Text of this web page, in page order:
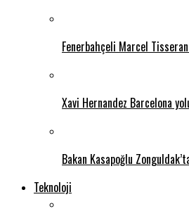
Fenerbahçeli Marcel
Xavi Hernandez Barcelona
Bakan Kasapoğlu
Teknoloji